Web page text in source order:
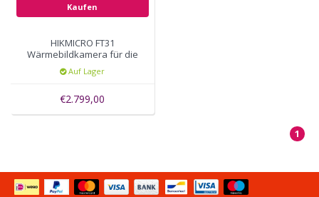
Kaufen
HIKMICRO FT31
Wärmebildkamera für die
Brandbekämpfung
Auf Lager
€2.799,00
1